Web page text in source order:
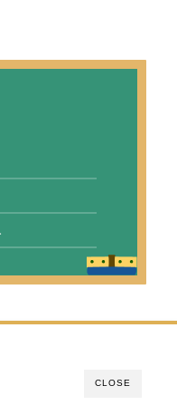
CLOSE